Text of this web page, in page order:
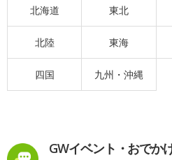
北海道 東北
北陸 東海
四国 九州・沖縄
GWイベント・おでか